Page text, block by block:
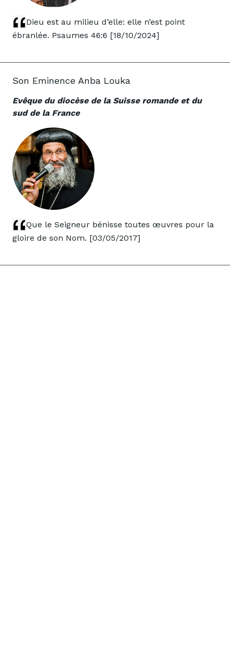
Dieu est au milieu d’elle: elle n’est point
ébranlée. Psaumes 46:6 [18/10/2024]
Son Eminence Anba Louka
Evêque du diocèse de la Suisse romande et du
sud de la France
Que le Seigneur bénisse toutes œuvres pour la
gloire de son Nom. [03/05/2017]